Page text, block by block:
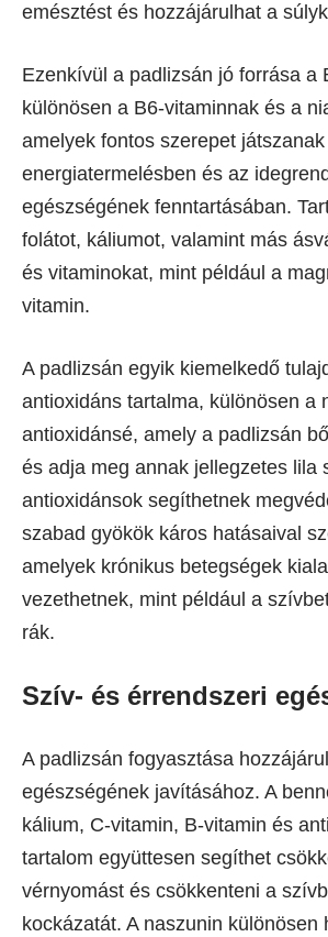
emésztést és hozzájárulhat a
Ezenkívül a padlizsán jó forrása a
különösen a B6-vitaminnak és a
amelyek fontos szerepet
energiatermelésben és az
egészségének fenntartásában.
folátot, káliumot, valamint más
és vitaminokat, mint például a
vitamin.
A padlizsán egyik kiemelkedő
antioxidáns tartalma, különösen a
antioxidánsé, amely a padlizsán
és adja meg annak jellegzetes lila
antioxidánsok segíthetnek
szabad gyökök káros hatásaival
amelyek krónikus betegségek
vezethetnek, mint például a
rák.
Szív- és érrendszeri
A padlizsán fogyasztása
egészségének javításához. A
kálium, C-vitamin, B-vitamin és
tartalom együttesen segíthet
vérnyomást és csökkenteni a
kockázatát. A naszunin különösen